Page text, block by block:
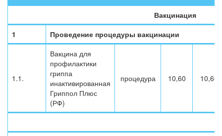
Вакцинация
1
Проведение процедуры вакцинации
1.1.
Вакцина для
профилактики
гриппа
инактивированная
Гриппол Плюс
(РФ)
процедура 10,60 10,60